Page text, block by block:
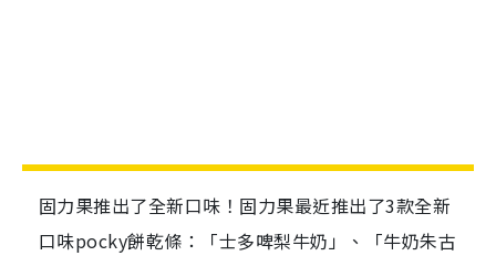
固力果推出了全新口味！固力果最近推出了3款全新
口味pocky餅乾條：「士多啤梨牛奶」、「牛奶朱古